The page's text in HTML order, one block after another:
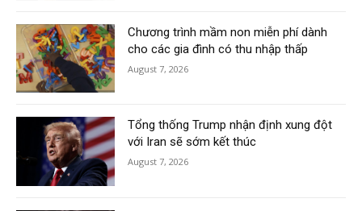
Chương trình mầm non miễn phí dành
cho các gia đình có thu nhập thấp
August 7, 2026
Tổng thống Trump nhận định xung đột
với Iran sẽ sớm kết thúc
August 7, 2026